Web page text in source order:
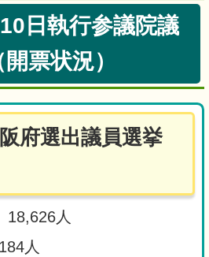
日執行参議院議
票状況）
府選出議員選挙
人
人